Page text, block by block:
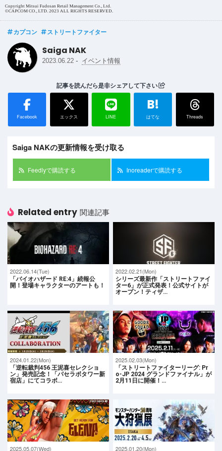
Copyright Mitsui Fudosan Retail Management Co., Ltd.
©CAPCOM CO., LTD. 2023 ALL RIGHTS RESERVED.
カプコン ストリートファイター
Saiga NAK
2023.06.22 - イベント情報
記事を読んだら是非シェアして下さい
Facebook エックス LINE
B!
はてな Threads
Saiga NAKの更新情報を受け取る
Feedlyで購読する Inoreaderで購読する
Related entry 関連記事
2022.06.14(Tue)
「バイオハザード RE:4」続報公
開！登場キャラクターのアートも！
2022.02.21(Mon)
シリーズ最新作「ストリートファイ
ター6」が正式発表！公式サイトが
オープン！ティザ…
2024.01.22(Mon)
「逆転裁判456 王泥喜セレクショ
ン」発売記念！「パセラボタワー新
宿店」にてコラボ…
2025.02.03(Mon)
「ストリートファイターリーグ: Pr
o-JP 2024 グランドファイナル」が
2月11日に開催！…
2025.05.07(Wed) 2025.01.20(Mon)